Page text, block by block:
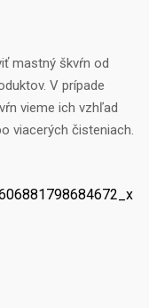
mastný škvŕn od
V prípade
vieme ich vzhľad
viacerých čisteniach.